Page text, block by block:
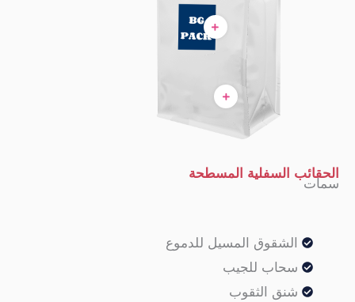
السفلية المسطحة
الشقوق المسيل للدموع
سحاب للجيب
شنق الثقوب